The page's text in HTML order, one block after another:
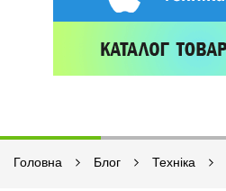
Головна Блог Техніка